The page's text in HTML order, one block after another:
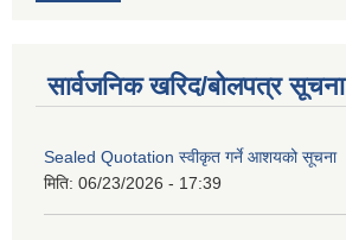
सार्वजनिक खरिद/बोलपत्र सूचना
Sealed Quotation स्वीकृत गर्ने आशयको सूचना
मिति: 06/23/2026 - 17:39